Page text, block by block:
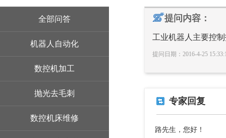
全部问答
机器人自动化
数控机加工
抛光去毛刺
数控机床维修
提问内容：
工业机器人主要控
提问日期：2016-4-25
专家回复
路先生，您好！